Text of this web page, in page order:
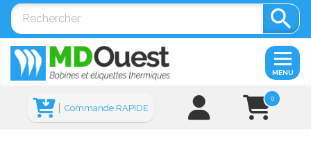

0
Commande RAPIDE
MENU